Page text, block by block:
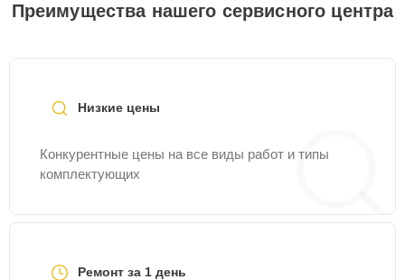
Преимущества нашего сервисного центра
Низкие цены
Конкурентные цены на все виды работ и типы
комплектующих
Ремонт за 1 день